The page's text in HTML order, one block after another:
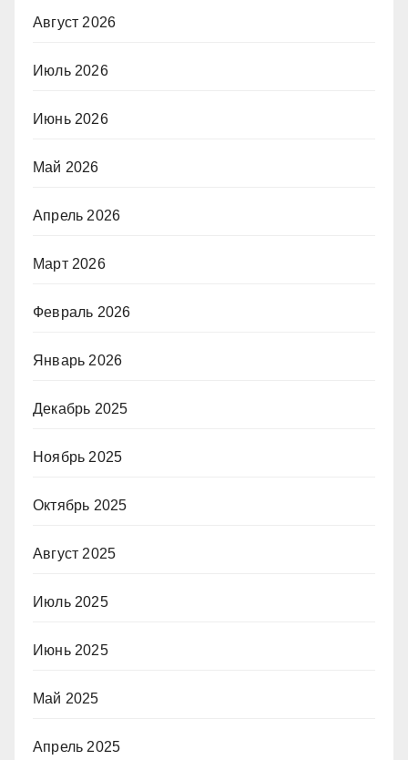
Август 2026
Июль 2026
Июнь 2026
Май 2026
Апрель 2026
Март 2026
Февраль 2026
Январь 2026
Декабрь 2025
Ноябрь 2025
Октябрь 2025
Август 2025
Июль 2025
Июнь 2025
Май 2025
Апрель 2025